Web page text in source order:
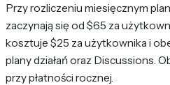
Przy rozliczeniu miesięcznym
zaczynają się od $65 za
kosztuje $25 za użytkownika i
plany działań oraz Discussions.
przy płatności rocznej.